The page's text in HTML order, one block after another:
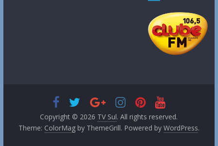
Copyright © 2026 TV Sul. All rights reserved.
Theme: ColorMagby ThemeGrill. Powered by WordPress.